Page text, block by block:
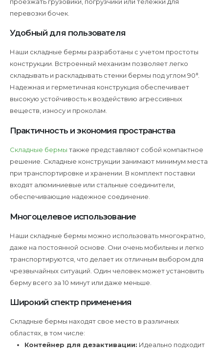
перевозки бочек.
Удобный для пользователя
Наши складные бермы разработаны с учетом простоты
конструкции. Встроенный механизм позволяет легко
складывать и раскладывать стенки бермы под углом 90°.
Надежная и герметичная конструкция обеспечивает
высокую устойчивость к воздействию агрессивных
веществ, износу и проколам.
Практичность и экономия пространства
Складные бермы также представляют собой компактное
решение. Складные конструкции занимают минимум места
при транспортировке и хранении. В комплект поставки
входят алюминиевые или стальные соединители,
обеспечивающие надежное соединение.
Многоцелевое использование
Наши складные бермы можно использовать многократно,
даже на постоянной основе. Они очень мобильны и легко
транспортируются, что делает их отличным выбором для
чрезвычайных ситуаций. Один человек может установить
берму всего за 10 минут или даже меньше.
Широкий спектр применения
Складные бермы находят свое место в различных
областях, в том числе:
Контейнер для дезактивации: Идеально подходит